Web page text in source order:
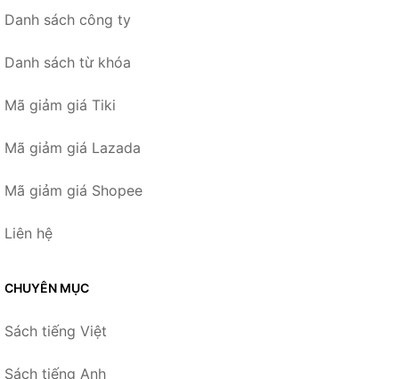
Danh sách công ty
Danh sách từ khóa
Mã giảm giá Tiki
Mã giảm giá Lazada
Mã giảm giá Shopee
Liên hệ
CHUYÊN MỤC
Sách tiếng Việt
Sách tiếng Anh